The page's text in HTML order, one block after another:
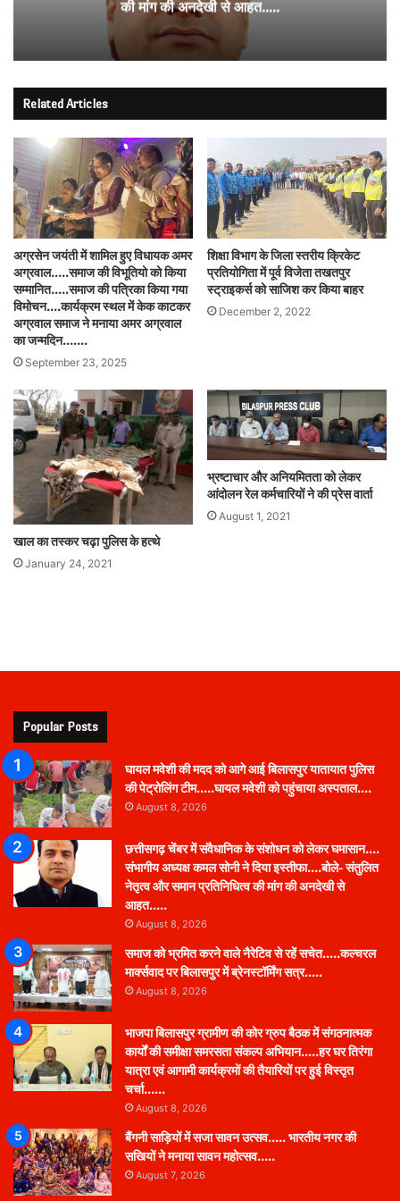
Related Articles
अग्रसेन जयंती में शामिल हुए विधायक अमर
अग्रवाल…..समाज की विभूतियो को किया
सम्मानित…..समाज की पत्रिका किया गया
विमोचन….कार्यक्रम स्थल में केक काटकर
अग्रवाल समाज ने मनाया अमर अग्रवाल
का जन्मदिन…….
September 23, 2025
शिक्षा विभाग के जिला स्तरीय क्रिकेट
प्रतियोगिता में पूर्व विजेता तखतपुर
स्ट्राइकर्स को साजिश कर किया बाहर
December 2, 2022
खाल का तस्कर चढ़ा पुलिस के हत्थे
January 24, 2021
भ्रष्टाचार और अनियमितता को लेकर
आंदोलन रेल कर्मचारियों ने की प्रेस वार्ता
August 1, 2021
Popular Posts
घायल मवेशी की मदद को आगे आई बिलासपुर यातायात पुलिस
की पेट्रोलिंग टीम…..घायल मवेशी को पहुंचाया अस्पताल….
August 8, 2026
छत्तीसगढ़ चेंबर में संवैधानिक के संशोधन को लेकर घमासान….
संभागीय अध्यक्ष कमल सोनी ने दिया इस्तीफा….बोले- संतुलित
नेतृत्व और समान प्रतिनिधित्व की मांग की अनदेखी से
आहत…..
August 8, 2026
समाज को भ्रमित करने वाले नैरेटिव से रहें सचेत…..कल्चरल
मार्क्सवाद पर बिलासपुर में ब्रेनस्टॉर्मिंग सत्र…..
August 8, 2026
भाजपा बिलासपुर ग्रामीण की कोर ग्रुप बैठक में संगठनात्मक
कार्यों की समीक्षा समरसता संकल्प अभियान…..हर घर तिरंगा
यात्रा एवं आगामी कार्यक्रमों की तैयारियों पर हुई विस्तृत
चर्चा……
August 8, 2026
बैंगनी साड़ियों में सजा सावन उत्सव….. भारतीय नगर की
सखियों ने मनाया सावन महोत्सव…..
August 7, 2026